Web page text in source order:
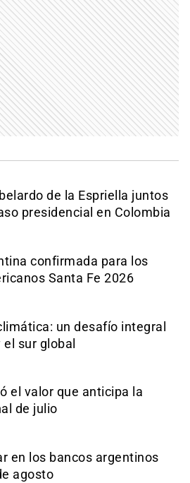
de la Espriella juntos
presidencial en Colombia
confirmada para los
Santa Fe 2026
un desafío integral
sur global
el valor que anticipa la
de julio
en los bancos argentinos
agosto